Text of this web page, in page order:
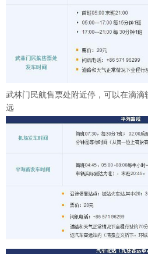
武林门民航售票处附近停，可以在滴滴
远